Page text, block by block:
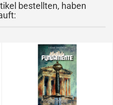
bestellten, haben